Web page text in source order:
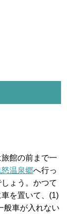
館の前まで一
温泉郷へ行っ
ょう。かつて
を置いて、(1)
般車が入れない